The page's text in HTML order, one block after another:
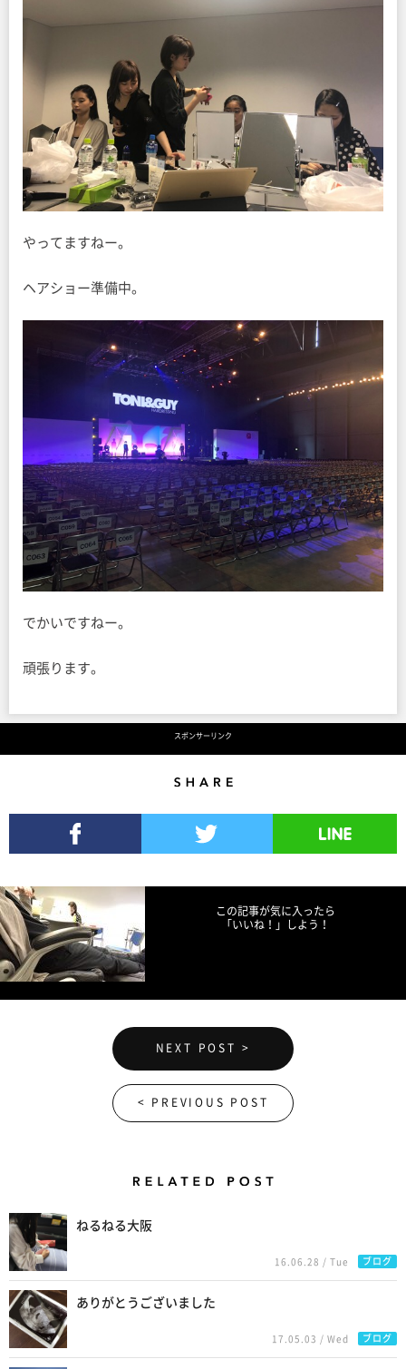
やってますねー。
ヘアショー準備中。
でかいですねー。
頑張ります。
スポンサーリンク
この記事が気に入ったら
「いいね！」しよう！
NEXT POST >
< PREVIOUS POST
ねるねる大阪
16.06.28 / Tue ブログ
ありがとうございました
17.05.03 / Wed ブログ